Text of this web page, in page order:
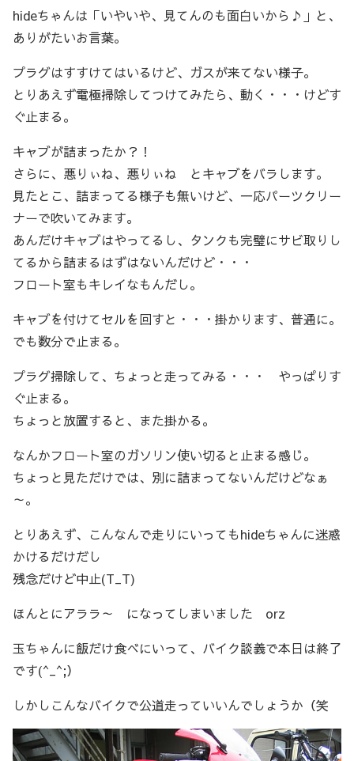
hideちゃんは「いやいや、見てんのも面白いから♪」と、
ありがたいお言葉。
プラグはすすけてはいるけど、ガスが来てない様子。
とりあえず電極掃除してつけてみたら、動く・・・けどす
ぐ止まる。
キャブが詰まったか？！
さらに、悪りぃね、悪りぃね とキャブをバラします。
見たとこ、詰まってる様子も無いけど、一応パーツクリー
ナーで吹いてみます。
あんだけキャブはやってるし、タンクも完璧にサビ取りし
てるから詰まるはずはないんだけど・・・
フロート室もキレイなもんだし。
キャブを付けてセルを回すと・・・掛かります、普通に。
でも数分で止まる。
プラグ掃除して、ちょっと走ってみる・・・ やっぱりす
ぐ止まる。
ちょっと放置すると、また掛かる。
なんかフロート室のガソリン使い切ると止まる感じ。
ちょっと見ただけでは、別に詰まってないんだけどなぁ
～。
とりあえず、こんなんで走りにいってもhideちゃんに迷惑
かけるだけだし
残念だけど中止(T_T)
ほんとにアララ～ になってしまいました orz
玉ちゃんに飯だけ食べにいって、バイク談義で本日は終了
です(^_^;）
しかしこんなバイクで公道走っていいんでしょうか（笑